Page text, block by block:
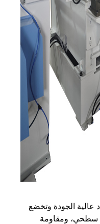
الجودة وتخضع
سطحي، ومقاومة